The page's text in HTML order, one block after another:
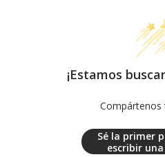
¡Estamos
Compártenos
Sé la primer
escribir